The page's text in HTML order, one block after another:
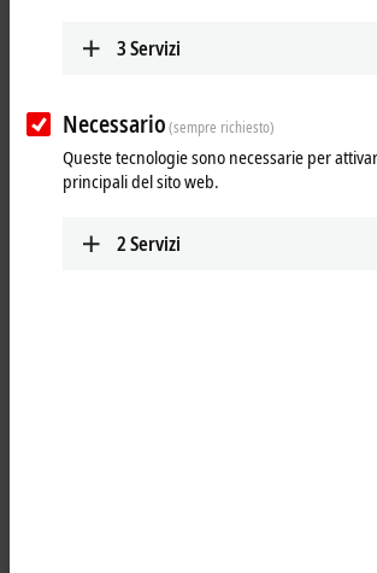
3Servizi
Necessario(sempre richiesto)
Queste tecnologie sono necessarie per
principali del sito web.
2Servizi